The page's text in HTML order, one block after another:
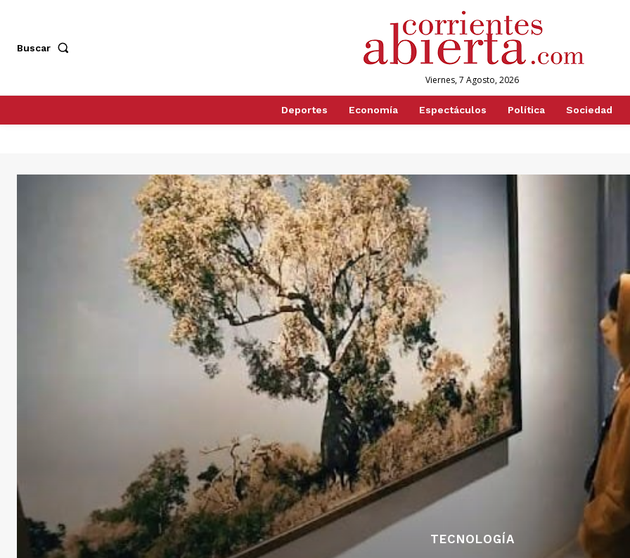
Buscar
Viernes, 7 Agosto, 2026
Deportes Economía Espectáculos Política Sociedad
TECNOLOGÍA